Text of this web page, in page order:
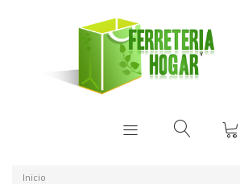
Inicio